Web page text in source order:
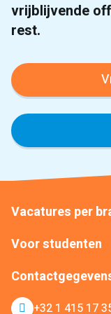
vrijblijvende
rest.
Vacatures per
Voor studenten
+32 1 415 17